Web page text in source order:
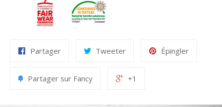
Partager Tweeter Épingler
Partager sur Fancy +1